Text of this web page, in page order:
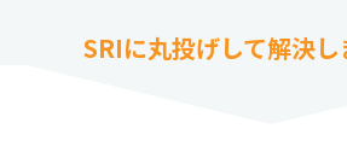
SRIに丸投げして解決し